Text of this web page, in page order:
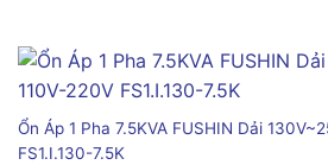
Ổn Áp 1 Pha 7.5KVA FUSHIN Dải
FS1.I.130-7.5K